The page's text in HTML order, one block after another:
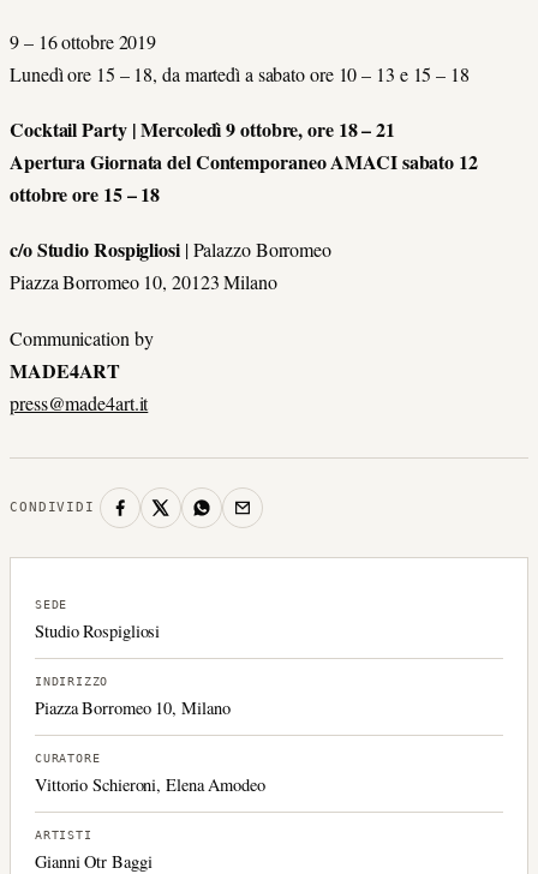
9 – 16 ottobre 2019
Lunedì ore 15 – 18, da martedì a sabato ore 10 – 13 e 15 – 18
Cocktail Party | Mercoledì 9 ottobre, ore 18 – 21
Apertura Giornata del Contemporaneo AMACI sabato 12
ottobre ore 15 – 18
c/o Studio Rospigliosi| Palazzo Borromeo
Piazza Borromeo 10, 20123 Milano
Communication by
MADE4ART
press@made4art.it
CONDIVIDI
SEDE
Studio Rospigliosi
INDIRIZZO
Piazza Borromeo 10, Milano
CURATORE
Vittorio Schieroni, Elena Amodeo
ARTISTI
Gianni Otr Baggi